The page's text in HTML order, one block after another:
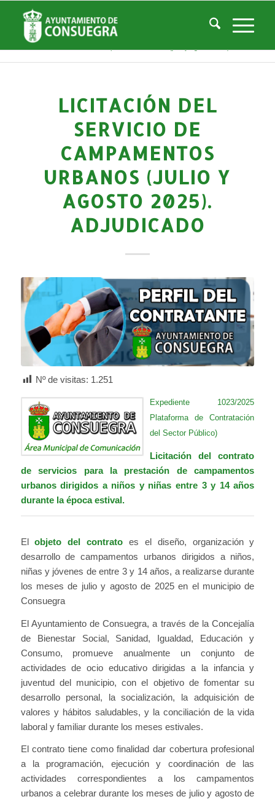
Noticias
Usted está aquí: Inicio / Noticias
Perfil del Contratante /
LICITACIÓN DEL
SERVICIO DE
CAMPAMENTOS
URBANOS (JULIO Y
AGOSTO 2025).
ADJUDICADO
Nº de visitas: 1.251
Expediente 1023/2025
Plataforma de Contratación
del Sector Público)
Licitación del contrato
de servicios para la prestación de campamentos
urbanos dirigidos a niños y niñas entre 3 y 14 años
durante la época estival.
Elobjeto del contratoes el diseño, organización y
desarrollo de campamentos urbanos dirigidos a niños,
niñas y jóvenes de entre 3 y 14 años, a realizarse durante
los meses de julio y agosto de 2025 en el municipio de
Consuegra
El Ayuntamiento de Consuegra, a través de la Concejalía
de Bienestar Social, Sanidad, Igualdad, Educación y
Consumo, promueve anualmente un conjunto de
actividades de ocio educativo dirigidas a la infancia y
juventud del municipio, con el objetivo de fomentar su
desarrollo personal, la socialización, la adquisición de
valores y hábitos saludables, y la conciliación de la vida
laboral y familiar durante los meses estivales.
El contrato tiene como finalidad dar cobertura profesional
a la programación, ejecución y coordinación de las
actividades correspondientes a los campamentos
urbanos a celebrar durante los meses de julio y agosto de